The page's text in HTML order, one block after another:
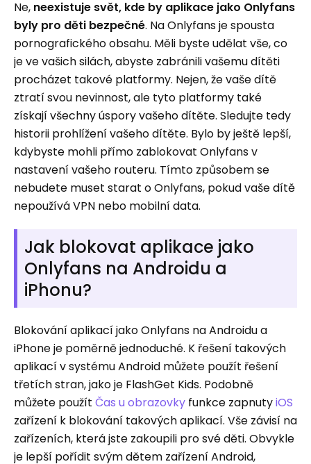
Ne, neexistuje svět, kde by aplikace jako Onlyfans
byly pro děti bezpečné. Na Onlyfans je spousta
pornografického obsahu. Měli byste udělat vše, co
je ve vašich silách, abyste zabránili vašemu dítěti
procházet takové platformy. Nejen, že vaše dítě
ztratí svou nevinnost, ale tyto platformy také
získají všechny úspory vašeho dítěte. Sledujte tedy
historii prohlížení vašeho dítěte. Bylo by ještě lepší,
kdybyste mohli přímo zablokovat Onlyfans v
nastavení vašeho routeru. Tímto způsobem se
nebudete muset starat o Onlyfans, pokud vaše dítě
nepoužívá VPN nebo mobilní data.
Jak blokovat aplikace jako
Onlyfans na Androidu a
iPhonu?
Blokování aplikací jako Onlyfans na Androidu a
iPhone je poměrně jednoduché. K řešení takových
aplikací v systému Android můžete použít řešení
třetích stran, jako je FlashGet Kids. Podobně
můžete použít Čas u obrazovky funkce zapnutyiOS
zařízení k blokování takových aplikací. Vše závisí na
zařízeních, která jste zakoupili pro své děti. Obvykle
je lepší pořídit svým dětem zařízení Android,